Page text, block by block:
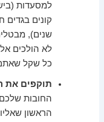
למסעדות
קונים
שנים),
לא הולכים
כל שקל שאתם
תוקפים את
החובות
הראשון